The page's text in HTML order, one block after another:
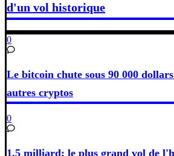
d'un vol historique
0
Le bitcoin chute sous 90 000
autres cryptos
0
1,5 milliard: le plus grand vol de